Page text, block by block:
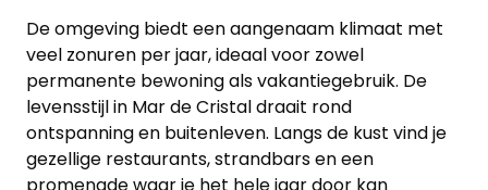
De omgeving biedt een aangenaam klimaat met
veel zonuren per jaar, ideaal voor zowel
permanente bewoning als vakantiegebruik. De
levensstijl in Mar de Cristal draait rond
ontspanning en buitenleven. Langs de kust vind je
gezellige restaurants, strandbars en een